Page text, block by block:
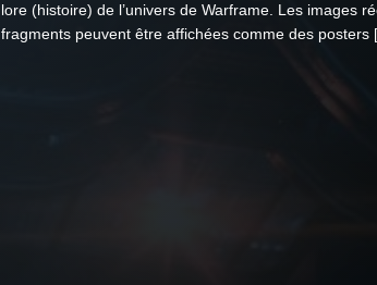
lore (histoire) de l’univers de Warframe. Les images
fragments peuvent être affichées comme des